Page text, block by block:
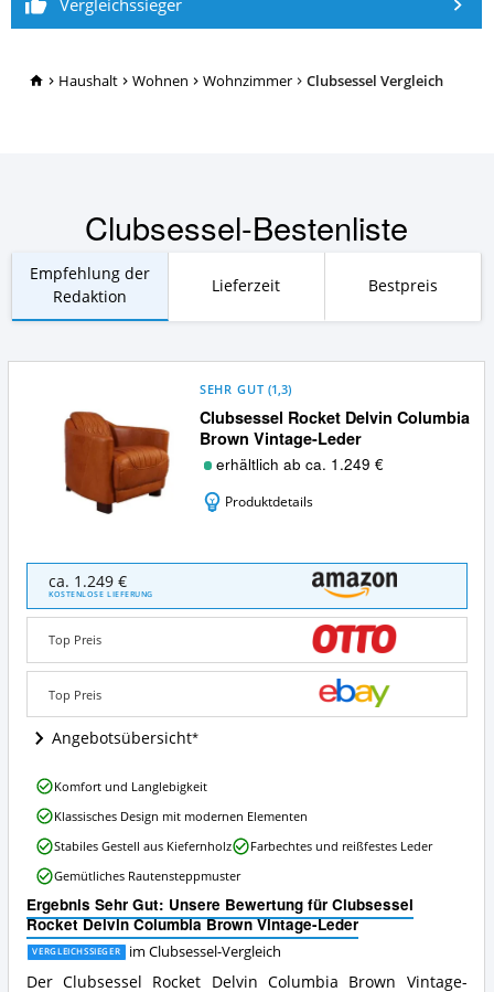
TopRatgeber24.de
Haushalt Wohnen Wohnzimmer Clubsessel Vergleich
Clubsessel-Bestenliste
Empfehlung der
Redaktion
Lieferzeit Bestpreis
Clubsessel Rocket Delvin Columbia
Brown Vintage-Leder
SEHR GUT (1,3)
erhältlich ab ca. 1.249 €
Produktdetails
Clubsessel
Rocket
Delvin
Columbia
Brown
Vintage-
Leder
Angebote:
Wo
ist
Clubsessel
erhältlich?
ca. 1.249 €
KOSTENLOSE LIEFERUNG
Top Preis
Top Preis
Angebotsübersicht
Ergebnis Sehr Gut: Unsere Bewertung für Clubsessel
Rocket Delvin Columbia Brown Vintage-Leder
VERGLEICHSSIEGER im Clubsessel-Vergleich
Der Clubsessel Rocket Delvin Columbia Brown Vintage-
Clubsessel
Rocket
Delvin
Columbia
Brown
Vintage-
Leder
Vorteile:
Was
spricht
für
Komfort und Langlebigkeit
Klassisches Design mit modernen Elementen
Stabiles Gestell aus Kiefernholz
Farbechtes und reißfestes Leder
Gemütliches Rautensteppmuster